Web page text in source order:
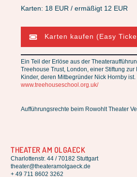
Karten: 18 EUR / ermäßigt 12 EUR
Karten kaufen (Easy
Ein Teil der Erlöse aus der
Treehouse Trust, London, einer Stiftung
Kinder, deren Mitbegründer Nick Hornby ist.
www.treehouseschool.org.uk/
Aufführungsrechte beim Rowohlt Theater
THEATER AM OLGAECK
Charlottenstr. 44 / 70182 Stuttgart
theater@theateramolgaeck.de
+ 49 711 8602 3262